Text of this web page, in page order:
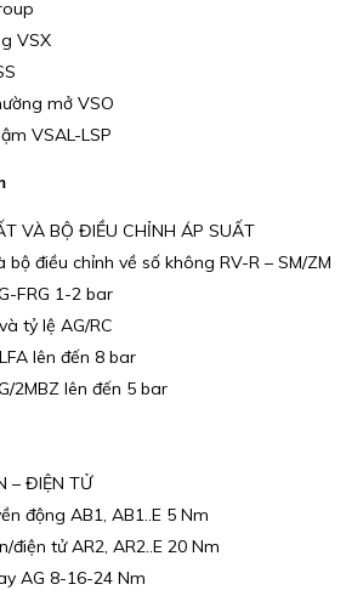
VSX
mở VSO
VSAL-LSP
VÀ BỘ ĐIỀU CHỈNH ÁP SUẤT
điều chỉnh về số không RV-R – SM/ZM
FRG 1-2 bar
tỷ lệ AG/RC
lên đến 8 bar
2MBZ lên đến 5 bar
– ĐIỆN TỬ
động AB1, AB1..E 5 Nm
tử AR2, AR2..E 20 Nm
AG 8-16-24 Nm